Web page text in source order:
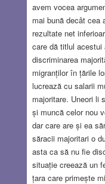
avem vocea
mai bună decât cea
rezultate net
care dă titlul acestui
discriminarea
migranților în țările
lucrează cu salarii
majoritare. Uneori li
și muncă celor nou
dar care are și ea
săracii majoritari o
asta ca să nu fie
situație creează un
țara care primește